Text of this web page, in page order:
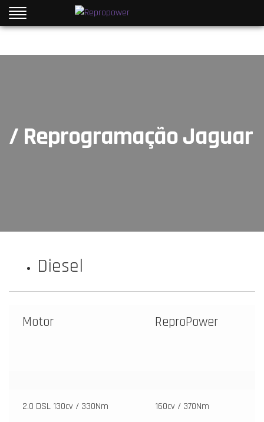
/ Reprogramação Jaguar
Diesel
Motor ReproPower
2.0 DSL 130cv / 330Nm 160cv / 370Nm